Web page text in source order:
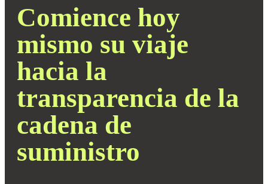
Comience hoy
mismo su viaje
hacia la
transparencia de la
cadena de
suministro